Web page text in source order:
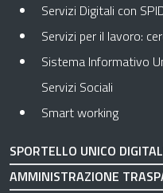
Servizi Digitali con
Servizi per il lavoro:
Sistema Informativo
Servizi Sociali
Smart working
SPORTELLO UNICO
AMMINISTRAZIONE